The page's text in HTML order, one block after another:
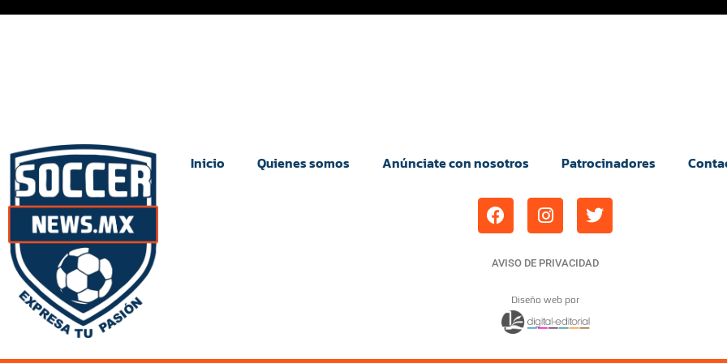
Inicio Quienes somos Anúnciate con nosotros Patrocinadores
AVISO DE PRIVACIDAD
Diseño web por